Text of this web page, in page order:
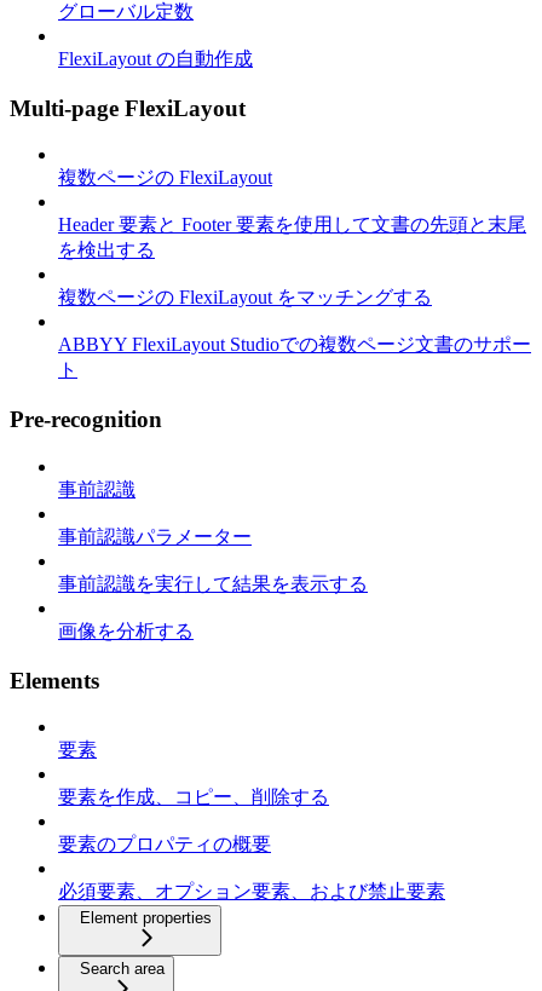
グローバル定数
FlexiLayout の自動作成
Multi-page FlexiLayout
複数ページの FlexiLayout
Header 要素と Footer 要素を使用して文書の先頭と末尾
を検出する
複数ページの FlexiLayout をマッチングする
ABBYY FlexiLayout Studioでの複数ページ文書のサポー
ト
Pre-recognition
事前認識
事前認識パラメーター
事前認識を実行して結果を表示する
画像を分析する
Elements
要素
要素を作成、コピー、削除する
要素のプロパティの概要
必須要素、オプション要素、および禁止要素
Element properties
Search area